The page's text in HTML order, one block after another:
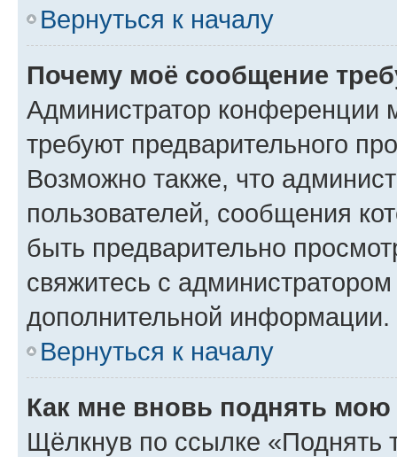
Вернуться к началу
Почему моё сообщение
Администратор конференции
требуют предварительного
Возможно также, что
пользователей, сообщения
быть предварительно
свяжитесь с
дополнительной информации.
Вернуться к началу
Как мне вновь поднять мою
Щёлкнув по ссылке «Поднять